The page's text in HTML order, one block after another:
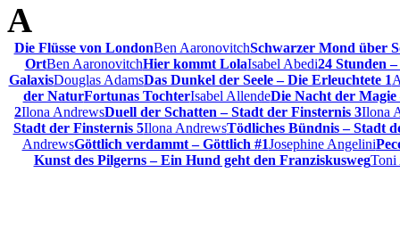
A
Die Flüsse von LondonBen AaronovitchSchwarzer Mond über
OrtBen AaronovitchHier kommt LolaIsabel Abedi24 Stunden
GalaxisDouglas AdamsDas Dunkel der Seele – Die Erleuchtete 1
der NaturFortunas TochterIsabel AllendeDie Nacht der
2Ilona AndrewsDuell der Schatten – Stadt der Finsternis 3Ilona
Stadt der Finsternis 5Ilona AndrewsTödliches Bündnis – Stadt
AndrewsGöttlich verdammt – Göttlich #1Josephine Angelini
Kunst des Pilgerns – Ein Hund geht den FranziskuswegToni